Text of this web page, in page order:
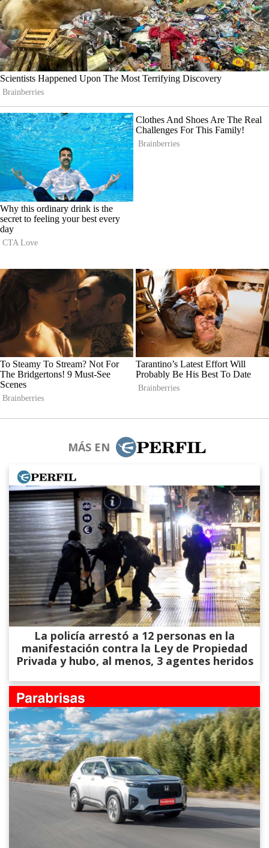
MÁS EN
La policía arrestó a 12 personas en la
manifestación contra la Ley de Propiedad
Privada y hubo, al menos, 3 agentes heridos